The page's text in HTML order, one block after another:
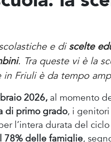
e discelte
. Tra queste vi è la
in Friuli è da tempo
2026, al momento
di primo grado, i
l’intera durata del
78% delle famiglie,